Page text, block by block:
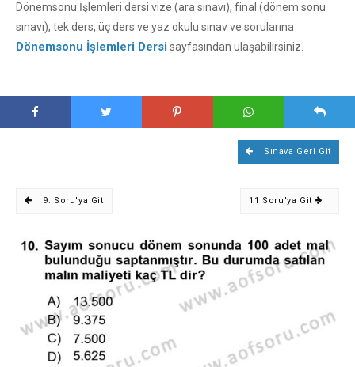
Dönemsonu İşlemleri dersi vize (ara sınavı), final (dönem sonu
sınavı), tek ders, üç ders ve yaz okulu sınav ve sorularına
Dönemsonu İşlemleri Dersisayfasından ulaşabilirsiniz.
Sınava Geri Git
9. Soru'ya Git 11 Soru'ya Git